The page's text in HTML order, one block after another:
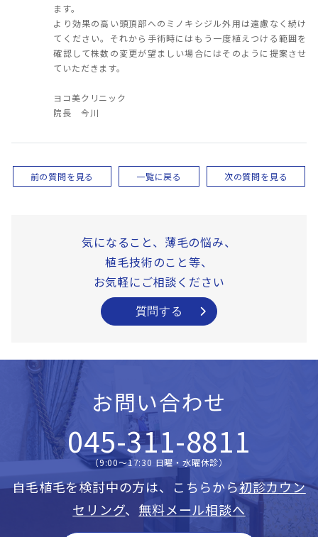
ます。
より効果の高い頭頂部へのミノキシジル外用は遠慮なく続け
てください。それから手術時にはもう一度植えつける範囲を
確認して株数の変更が望ましい場合にはそのように提案させ
ていただきます。
ヨコ美クリニック
院長 今川
前の質問を見る 一覧に戻る 次の質問を見る
気になること、薄毛の悩み、
植毛技術のこと等、
お気軽にご相談ください
質問する
お問い合わせ
045-311-8811
（9:00〜17:30 日曜・水曜休診）
自毛植毛を検討中の方は、こちらから初診カウン
セリング、 無料メール相談へ